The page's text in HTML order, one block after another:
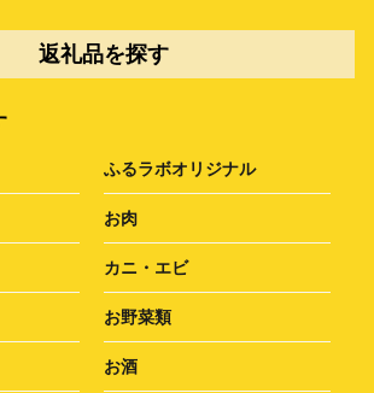
返礼品を探す
ふるラボオリジナル
お肉
カニ・エビ
お野菜類
お酒